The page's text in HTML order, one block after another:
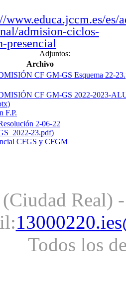
www.educa.jccm.es/es/
admision-ciclos-
presencial
Adjuntos:
Archivo
F.P.
CFGS y CFGM
(Ciudad Real)
Todos los